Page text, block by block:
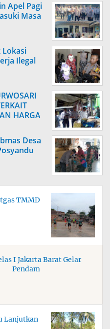
Apel Pagi
Masa
Lokasi
Ilegal
HARGA
Desa
TMMD
I Jakarta Barat Gelar
Pendam
Lanjutkan